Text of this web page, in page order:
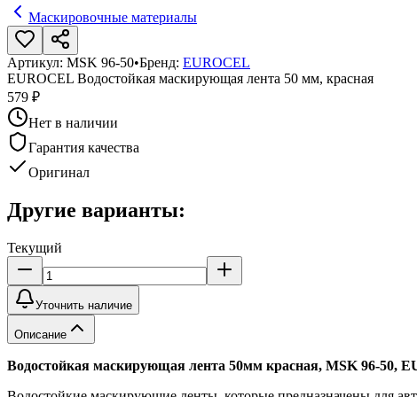
Маскировочные материалы
Артикул: MSK 96-50•Бренд: EUROCEL
EUROCEL Водостойкая маскирующая лента 50 мм, красная
579 ₽
Нет в наличии
Гарантия качества
Оригинал
Другие варианты:
Текущий
Уточнить наличие
Описание
Водостойкая маскирующая лента 50мм красная, MSK 96-50,